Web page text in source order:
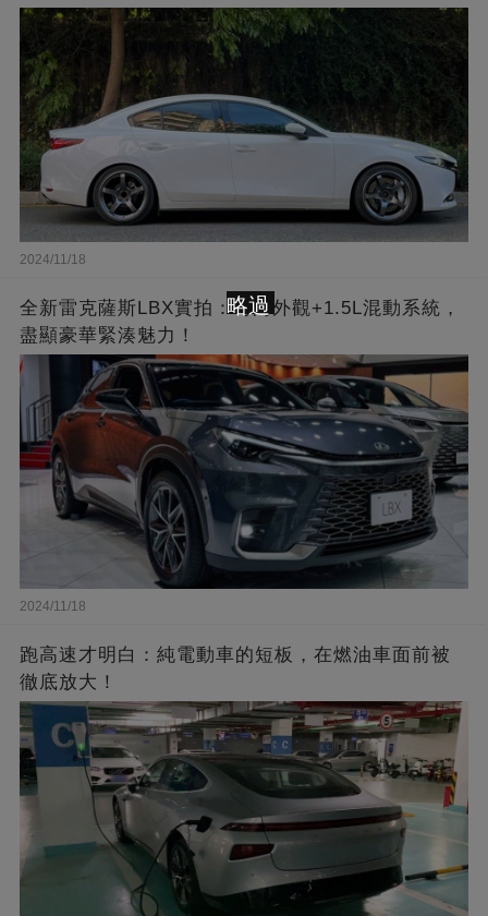
2024/11/18
全新雷克薩斯LBX實拍：時尚外觀+1.5L混動系統，
盡顯豪華緊湊魅力！
2024/11/18
跑高速才明白：純電動車的短板，在燃油車面前被
徹底放大！
略過